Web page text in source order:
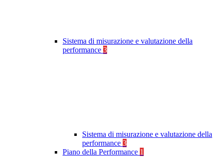
Sistema di misurazione e valutazione della
performance 3
Sistema di misurazione e valutazione della
performance 3
Piano della Performance 1